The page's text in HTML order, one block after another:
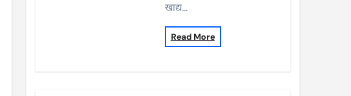
खाद्य…
Read More